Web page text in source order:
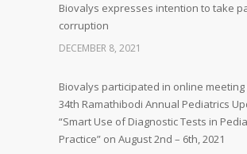
Biovalys expresses intention to take
corruption
DECEMBER 8, 2021
Biovalys participated in online
34th Ramathibodi Annual Pediatrics
“Smart Use of Diagnostic Tests in
Practice” on August 2nd – 6th, 2021